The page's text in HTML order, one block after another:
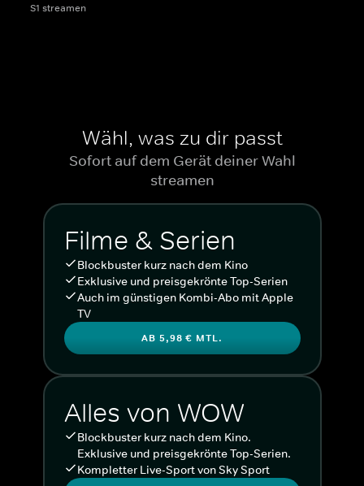
S1 streamen
Wähl, was zu dir passt
Sofort auf dem Gerät deiner Wahl
streamen
Filme & Serien
Blockbuster kurz nach dem Kino
Exklusive und preisgekrönte Top-Serien
Auch im günstigen Kombi-Abo mit Apple
TV
AB 5,98 € MTL.
Alles von WOW
Blockbuster kurz nach dem Kino.
Exklusive und preisgekrönte Top-Serien.
Kompletter Live-Sport von Sky Sport